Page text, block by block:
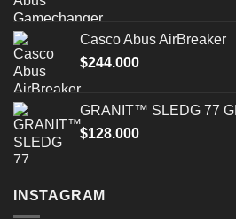
Casco Abus AirBreaker
$244.000
GRANIT™ SLEDG 77
$128.000
INSTAGRAM